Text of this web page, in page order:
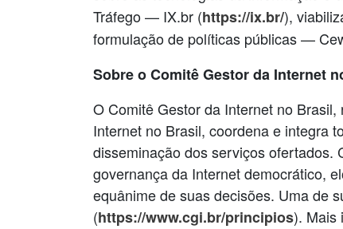
Tráfego — IX.br (https://ix.br/),
formulação de políticas públicas —
Sobre o Comitê Gestor da Internet
O Comitê Gestor da Internet no
Internet no Brasil, coordena e integra
disseminação dos serviços ofertados.
governança da Internet democrático,
equânime de suas decisões. Uma de
(https://www.cgi.br/principios). Mais